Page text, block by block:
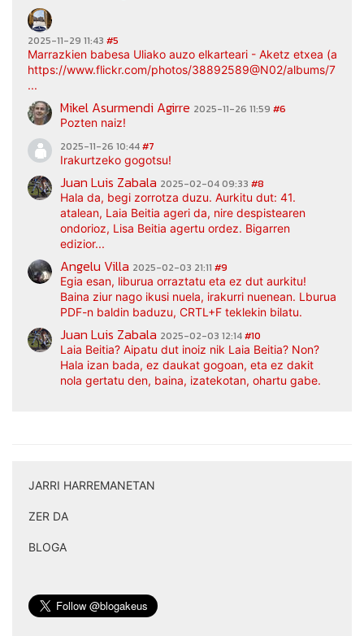
2025-11-29 11:43 #5
Marrazkien babesa Uliako auzo elkarteari - Aketz etxea
https://www.flickr.com/photos/38892589@N02/albums/
...
Mikel Asurmendi Agirre 2025-11-26 11:59 #6
Pozten naiz!
2025-11-26 10:44#7
Irakurtzeko gogotsu!
Juan Luis Zabala 2025-02-04 09:33 #8
Hala da, begi zorrotza duzu. Aurkitu dut: 41.
atalean, Laia Beitia ageri da, nire despistearen
ondorioz, Lisa Beitia agertu ordez. Bigarren
edizior...
Angelu Villa 2025-02-03 21:11 #9
Egia esan, liburua orraztatu eta ez dut aurkitu!
Baina ziur nago ikusi nuela, irakurri nuenean. Lburua
PDF-n baldin baduzu, CRTL+F teklekin bilatu.
Juan Luis Zabala 2025-02-03 12:14#10
Laia Beitia? Aipatu dut inoiz nik Laia Beitia? Non?
Hala izan bada, ez daukat gogoan, eta ez dakit
nola gertatu den, baina, izatekotan, ohartu gabe.
JARRI HARREMANETAN
ZER DA
BLOGA